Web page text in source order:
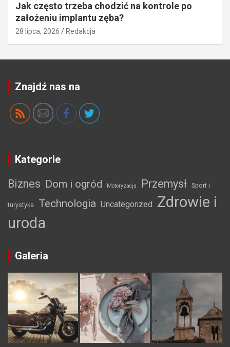
Jak często trzeba chodzić na kontrole po
założeniu implantu zęba?
28 lipca, 2026 Redakcja
Znajdź nas na
Kategorie
Biznes Dom i ogród Motoryzacja Przemysł Sport i
turystyka Technologia Uncategorized
Zdrowie i
uroda
Galeria